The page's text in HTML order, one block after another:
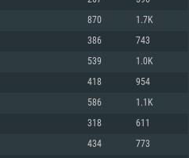
트)
트)
원 해상도 720p)
트)
870 1.7K
386 743
539 1.0K
418 954
586 1.1K
318 611
434 773